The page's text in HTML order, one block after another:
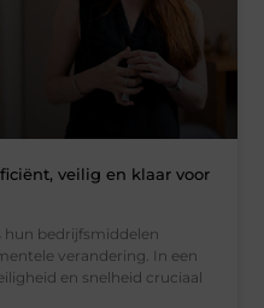
veilig en klaar voor
hun bedrijfsmiddelen
verandering. In een
en snelheid cruciaal